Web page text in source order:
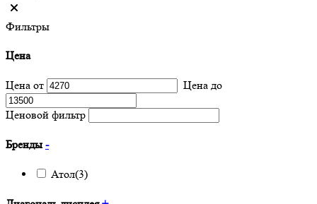
Фильтры
Цена
Цена от Цена до
Ценовой фильтр
Бренды -
Атол(3)